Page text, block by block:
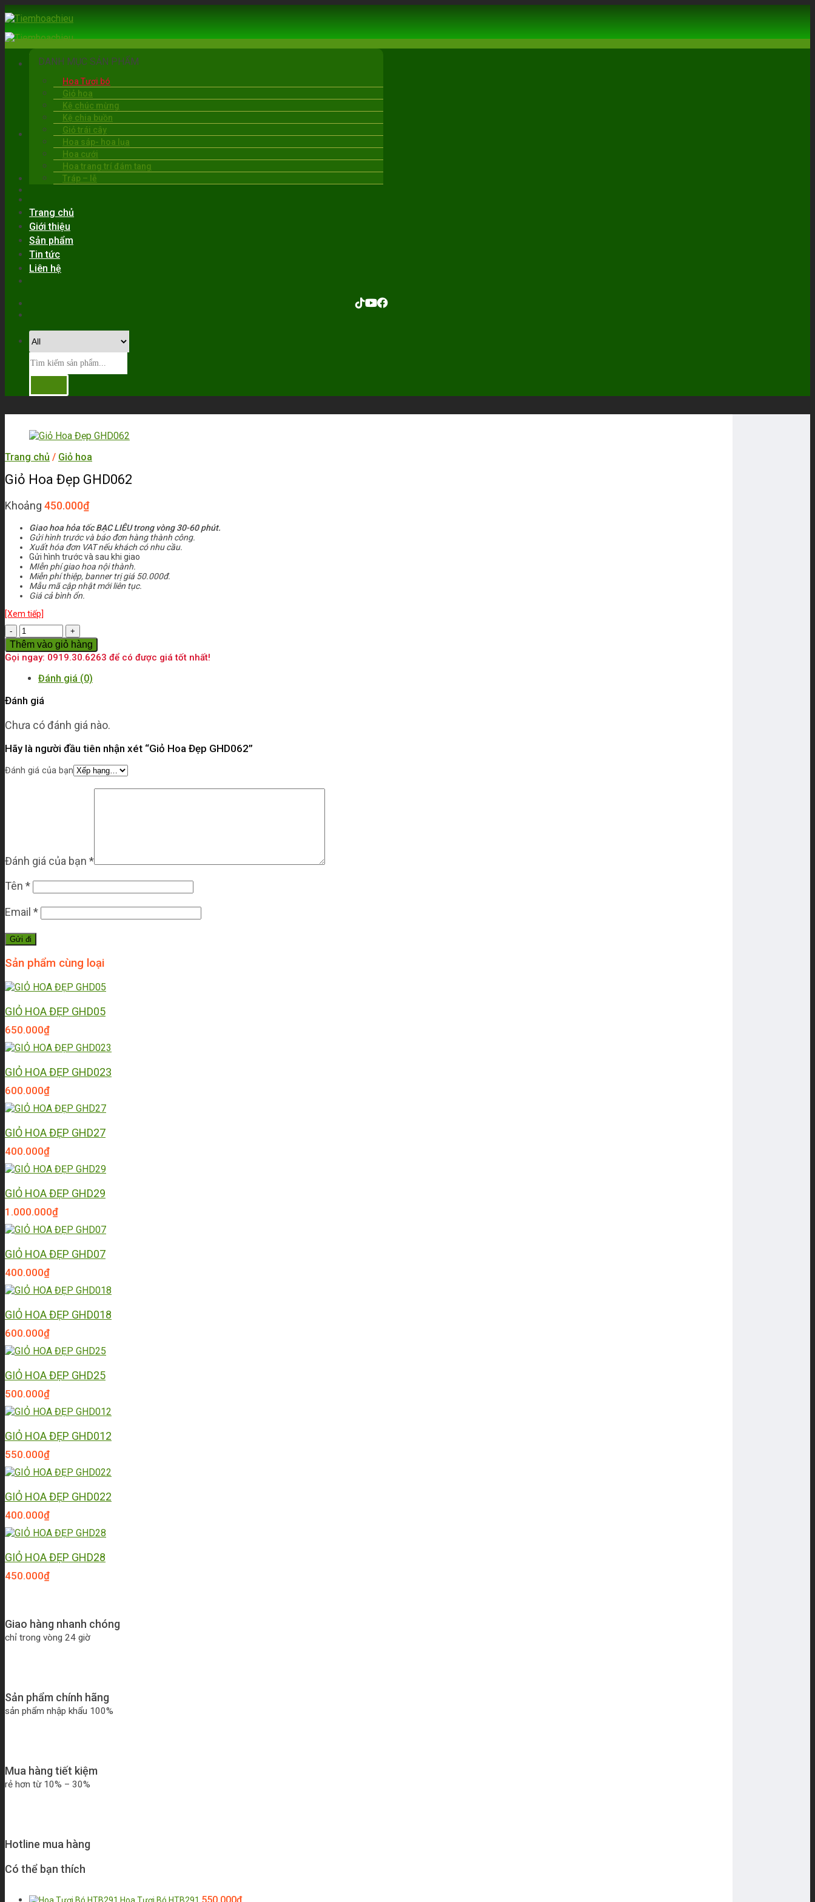
Skip
to
content
BẠC LIÊU
06:00 - 22:00
0919.30.6263
DANH MỤC SẢN PHẨM
Hoa Tươi bó
Giỏ hoa
Kệ chúc mừng
Kệ chia buồn
Giỏ trái cây
Hoa sáp- hoa lụa
Hoa cưới
Hoa trang trí đám tang
Tráp – lễ
Trang chủ
Giới thiệu
Sản phẩm
Tin tức
Liên hệ
Trang chủ / Giỏ hoa
Giỏ Hoa Đẹp GHD062
Khoảng 450.000₫
Giao hoa hỏa tốc BẠC LIÊU trong vòng 30-60 phút.
Gửi hình trước và báo đơn hàng thành công.
Xuất hóa đơn VAT nếu khách có nhu cầu.
Gửi hình trước và sau khi giao
MIễn phí giao hoa nội thành.
Miễn phí thiệp, banner trị giá 50.000đ.
Mẫu mã cập nhật mới liên tục.
Giá cả bình ổn.
[Xem tiếp]
Số
lượng
Thêm vào giỏ hàng
Gọi ngay: 0919.30.6263 để có được giá tốt nhất!
Đánh giá (0)
Đánh giá
Chưa có đánh giá nào.
Hãy là người đầu tiên nhận xét “Giỏ Hoa Đẹp GHD062”
Đánh giá của bạn
Đánh giá của bạn *
Tên *
Email *
Sản phẩm cùng loại
GIỎ HOA ĐẸP GHD05
650.000₫
GIỎ HOA ĐẸP GHD023
600.000₫
GIỎ HOA ĐẸP GHD27
400.000₫
GIỎ HOA ĐẸP GHD29
1.000.000₫
GIỎ HOA ĐẸP GHD07
400.000₫
GIỎ HOA ĐẸP GHD018
600.000₫
GIỎ HOA ĐẸP GHD25
500.000₫
GIỎ HOA ĐẸP GHD012
550.000₫
GIỎ HOA ĐẸP GHD022
400.000₫
GIỎ HOA ĐẸP GHD28
450.000₫
Giao hàng nhanh chóng
chỉ trong vòng 24 giờ
Sản phẩm chính hãng
sản phẩm nhập khẩu 100%
Mua hàng tiết kiệm
rẻ hơn từ 10% – 30%
Hotline mua hàng
Có thể bạn thích